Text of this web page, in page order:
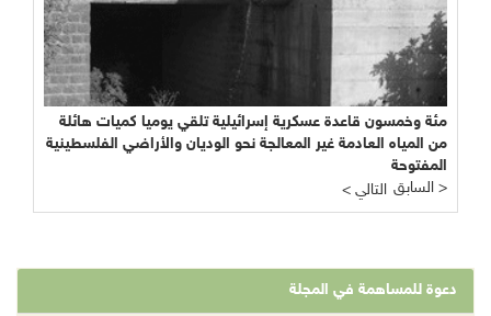
مئة وخمسون قاعدة عسكرية إسرائيلية تلقي يوميا كميات هائلة
من المياه العادمة غير المعالجة نحو الوديان والأراضي الفلسطينية
المفتوحة
< التالي
السابق >
دعوة للمساهمة في المجلة